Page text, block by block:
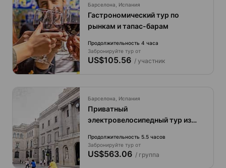
Барселона, Испания
Гастрономический тур по
рынкам и тапас-барам
Продолжительность 4 часа
Забронируйте тур от
US$105.56/ участник
Барселона, Испания
Приватный
электровелосипедный тур из
дегустация вин и обед.
Продолжительность 5.5 часов
Забронируйте тур от
US$563.06/ группа